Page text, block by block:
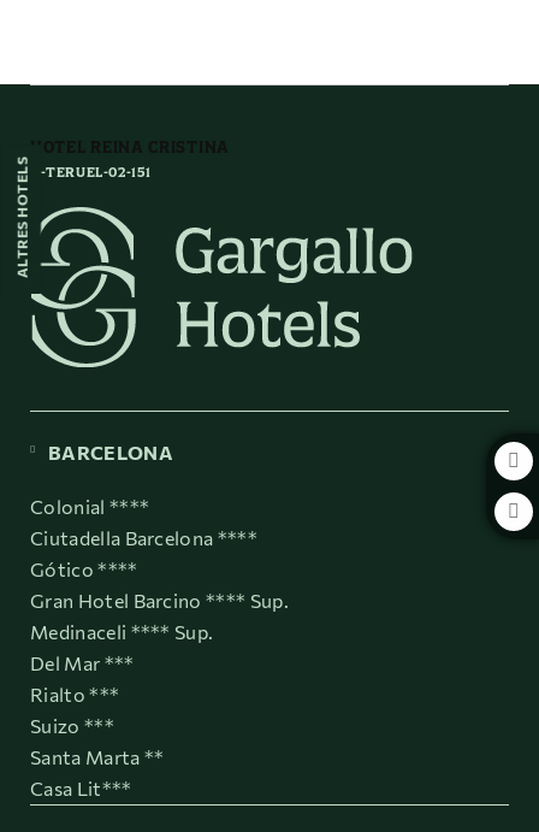
HOTEL REINA CRISTINA
H-TERUEL-02-151
BARCELONA
Colonial ****
Ciutadella Barcelona ****
Gótico ****
Gran Hotel Barcino **** Sup.
Medinaceli **** Sup.
Del Mar ***
Rialto ***
Suizo ***
Santa Marta **
Casa Lit***
ALTRES HOTELS